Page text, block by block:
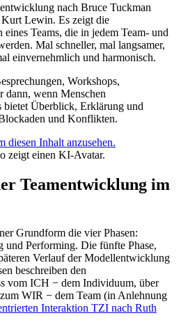
nach Bruce Tuckman
Lewin. Es zeigt die
eines Teams, die in jedem Team- und
Mal schneller, mal langsamer,
einvernehmlich und harmonisch.
Workshops,
dann, wenn Menschen
bietet Überblick, Erklärung und
und Konflikten.
diesen Inhalt anzusehen.
zeigt einen KI-Avatar.
Teamentwicklung im
Grundform die vier Phasen:
Performing. Die fünfte Phase,
Verlauf der Modellentwicklung
beschreiben den
vom ICH − dem Individuum, über
WIR − dem Team (in Anlehnung
Interaktion TZI nach Ruth